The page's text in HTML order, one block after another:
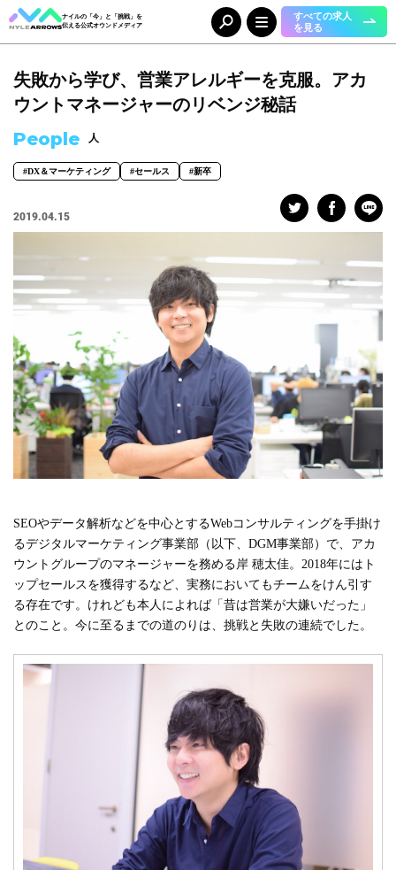
ナイルの「今」と「挑戦」を
伝える公式オウンドメディア
すべての求人
を見る
Category カテゴリ
事業部
#DX＆マーケティング #コーポレート本部 #メディア＆ソリューション
#人事本部 #自動車産業DX
#エンジニア #カスタマーサクセス #コンサルタント #セールス
#デザイナー #バックオフィス #マーケター #事業開発 #人事
#広報 #新卒 #経営
テーマ別
#人事からのメッセージ #安心をつくる仕組み #社内異動
注目の記事
面接で転職理由はどう話すべき？面接官が聞きた
い、模範解答ではない「本音」
失敗から学び、営業アレルギーを克服。アカ
ウントマネージャーのリベンジ秘話
People 人
#DX＆マーケティング #セールス #新卒
2019.04.15
SEOやデータ解析などを中心とするWebコンサルティングを手掛け
るデジタルマーケティング事業部（以下、DGM事業部）で、アカ
ウントグループのマネージャーを務める岸 穂太佳。2018年にはト
ップセールスを獲得するなど、実務においてもチームをけん引す
る存在です。けれども本人によれば「昔は営業が大嫌いだった」
とのこと。今に至るまでの道のりは、挑戦と失敗の連続でした。